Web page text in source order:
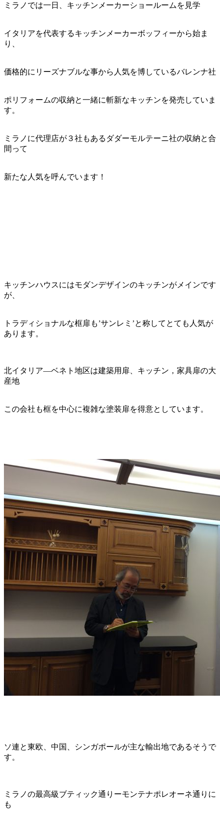
ミラノでは一日、キッチンメーカーショールームを見学
イタリアを代表するキッチンメーカーボッフィーから始ま
り、
価格的にリーズナブルな事から人気を博しているバレンナ社
ポリフォームの収納と一緒に斬新なキッチンを発売していま
す。
ミラノに代理店が３社もあるダダーモルテーニ社の収納と合
間って
新たな人気を呼んでいます！
キッチンハウスにはモダンデザインのキッチンがメインです
が、
トラディショナルな框扉も’サンレミ’と称してとても人気が
あります。
北イタリア―ベネト地区は建築用扉、キッチン，家具扉の大
産地
この会社も框を中心に複雑な塗装扉を得意としています。
ソ連と東欧、中国、シンガポールが主な輸出地であるそうで
す。
ミラノの最高級ブティック通りーモンテナポレオーネ通りに
も